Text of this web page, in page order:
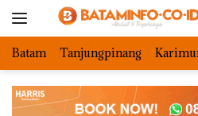
Batam Tanjungpinang